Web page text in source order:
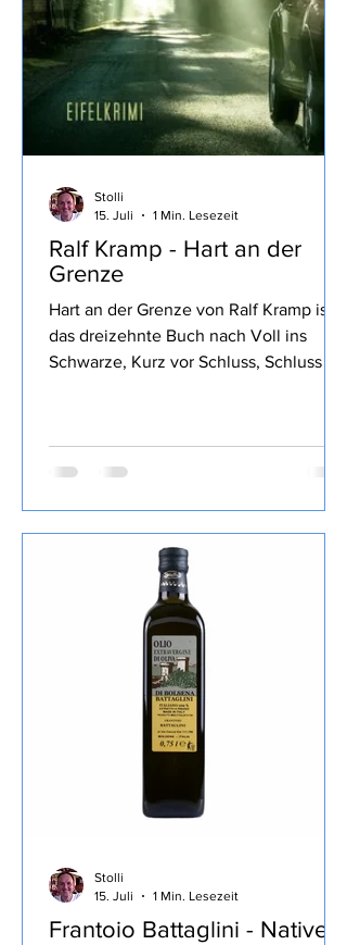
Grenze
Hart an der Grenze von Ralf Kramp ist
Ein Viertelpfund Mord, Ihr Mord,
Mylord, Mit 66 Jahren, da fängt das
Morden an, Starker Abgang, Mord After
Eight und Der neunte Tod, das ich von
diesem Autor gelesen habe , den Inhalt
lasse ich wie üblich weg, ist in der
Rezension von Lovely Books enthalten,
mein Fazit: Ein echter Herbie, die
Stolli
15. Juli
1 Min. Lesezeit
Stolli
15. Juli
1 Min. Lesezeit